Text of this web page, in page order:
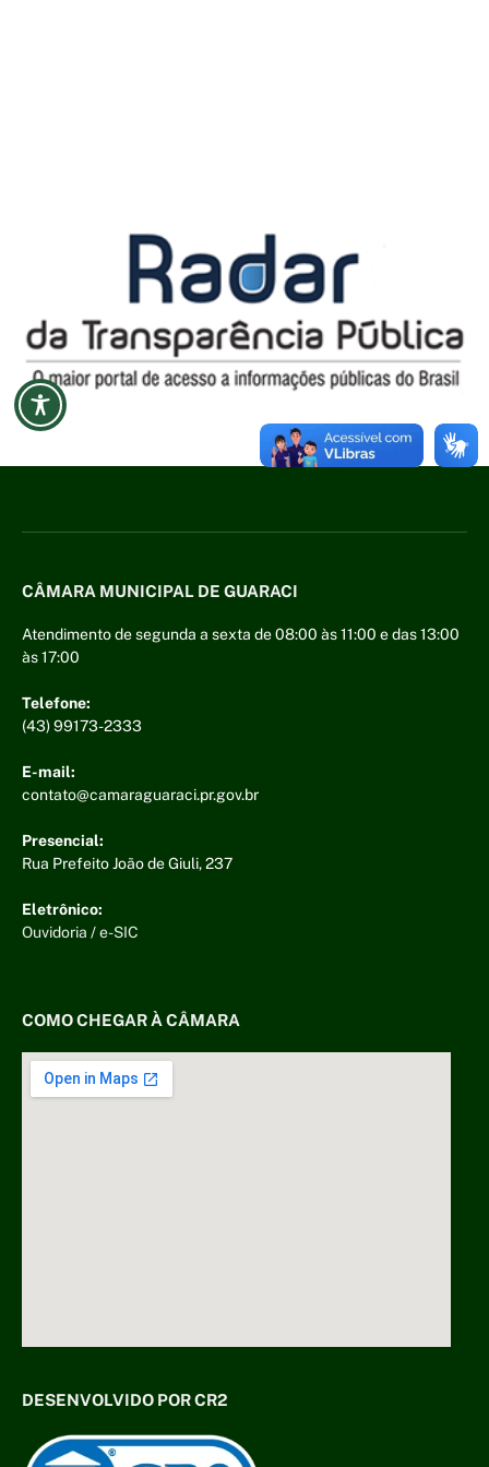
CÂMARA MUNICIPAL DE GUARACI
Atendimento de segunda a sexta de 08:00 às 11:00 e das 13:00
às 17:00
Telefone:
(43) 99173-2333
E-mail:
contato@camaraguaraci.pr.gov.br
Presencial:
Rua Prefeito João de Giuli, 237
Eletrônico:
Ouvidoria /e-SIC
COMO CHEGAR À CÂMARA
DESENVOLVIDO POR CR2